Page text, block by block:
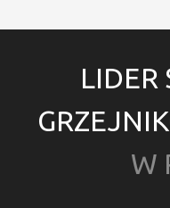
LIDER
W